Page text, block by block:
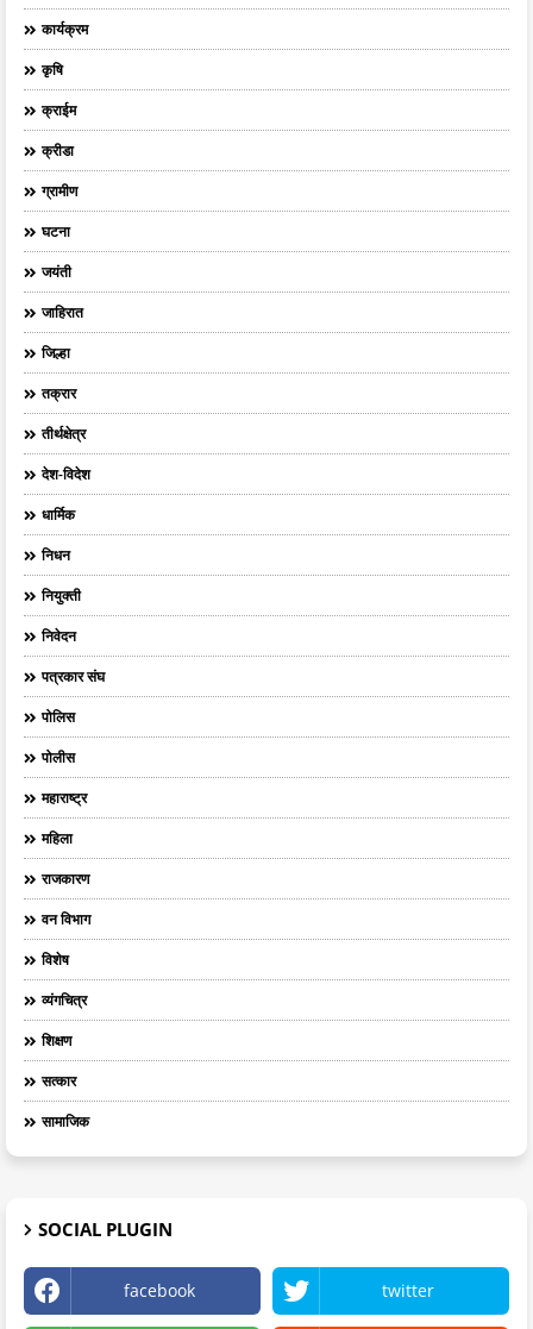
कार्यक्रम
कृषि
क्राईम
क्रीडा
ग्रामीण
घटना
जयंती
जाहिरात
जिल्हा
तक्रार
तीर्थक्षेत्र
देश-विदेश
धार्मिक
निधन
नियुक्ती
निवेदन
पत्रकार संघ
पोलिस
पोलीस
महाराष्ट्र
महिला
राजकारण
वन विभाग
विशेष
व्यंगचित्र
शिक्षण
सत्कार
सामाजिक
SOCIAL PLUGIN
facebook twitter